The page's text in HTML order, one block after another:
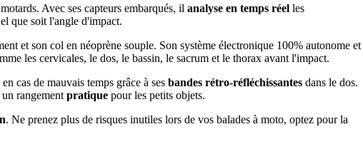
Avec ses capteurs embarqués, il analyse en temps réel les
que soit l'angle d'impact.
et son col en néoprène souple. Son système électronique 100% autonome et
les cervicales, le dos, le bassin, le sacrum et le thorax avant l'impact.
cas de mauvais temps grâce à ses bandes rétro-réfléchissantes dans le dos.
rangement pratique pour les petits objets.
. Ne prenez plus de risques inutiles lors de vos balades à moto, optez pour la